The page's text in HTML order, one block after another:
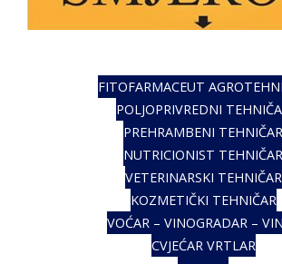
FITOFARMACEUT
POLJOPRIVREDNI
PREHRAMBENI TEHNIČAR
NUTRICIONIST TEHNIČAR
VETERINARSKI TEHNIČAR
KOZMETIČKI TEHNIČAR
VOĆAR – VINOGRADAR –
CVJEĆAR VRTLAR